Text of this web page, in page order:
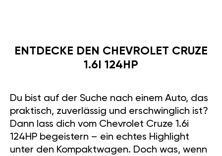
ENTDECKE DEN CHEVROLET CRUZE
1.6I 124HP
Du bist auf der Suche nach einem Auto, das
praktisch, zuverlässig und erschwinglich ist?
Dann lass dich vom Chevrolet Cruze 1.6i
124HP begeistern – ein echtes Highlight
unter den Kompaktwagen. Doch was, wenn